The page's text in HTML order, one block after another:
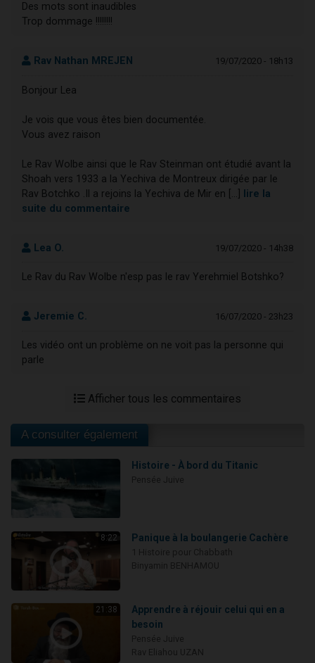
Des mots sont inaudibles
Trop dommage !!!!!!!!
Rav Nathan MREJEN 19/07/2020 - 18h13
Bonjour Lea
Je vois que vous êtes bien documentée.
Vous avez raison
Le Rav Wolbe ainsi que le Rav Steinman ont étudié avant la
Shoah vers 1933 a la Yechiva de Montreux dirigée par le
Rav Botchko .Il a rejoins la Yechiva de Mir en [...]
lire la
suite du commentaire
Lea O. 19/07/2020 - 14h38
Le Rav du Rav Wolbe n'esp pas le rav Yerehmiel Botshko?
Jeremie C. 16/07/2020 - 23h23
Les vidéo ont un problème on ne voit pas la personne qui
parle
Afficher tous les commentaires
A consulter également
Histoire - À bord du Titanic
8:22 Panique à la boulangerie Cachère
21:38
Apprendre à réjouir celui qui en a
besoin